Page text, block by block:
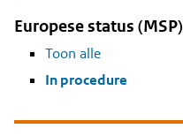
Europese status (MSP)
Toon alle
In procedure